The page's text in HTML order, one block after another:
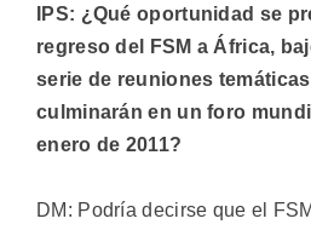
IPS: ¿Qué oportunidad se
regreso del FSM a África,
serie de reuniones
culminarán en un foro
enero de 2011?
DM: Podría decirse que el